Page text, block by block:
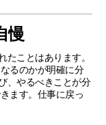
慢
ことはあります。
るのかが明確に分
、やるべきことが分
ます。仕事に戻っ